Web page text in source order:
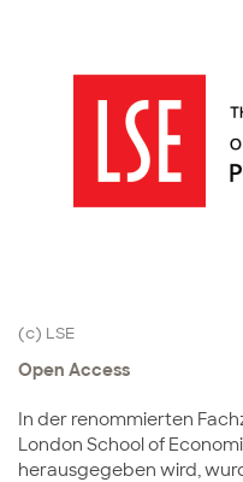
(c) LSE
Open Access
In der renommierten
London School of
herausgegeben wird,